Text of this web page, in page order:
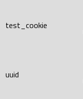
test_cookie
uuid